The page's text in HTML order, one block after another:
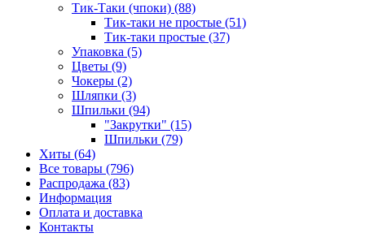
Тик-Таки (чпоки) (88)
Тик-таки не простые (51)
Тик-таки простые (37)
Упаковка (5)
Цветы (9)
Чокеры (2)
Шляпки (3)
Шпильки (94)
"Закрутки" (15)
Шпильки (79)
Хиты (64)
Все товары (796)
Распродажа (83)
Информация
Оплата и доставка
Контакты